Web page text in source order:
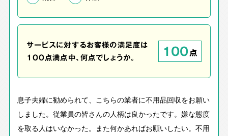
サービスに対するお客様の満足度は
100点満点中、何点でしょうか。
100点
息子夫婦に勧められて、こちらの業者に不用品回収をお願い
しました。従業員の皆さんの人柄は良かったです。嫌な態度
を取る人はいなかった。また何かあればお願いしたい。不用